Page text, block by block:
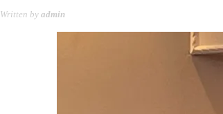
Written by admin